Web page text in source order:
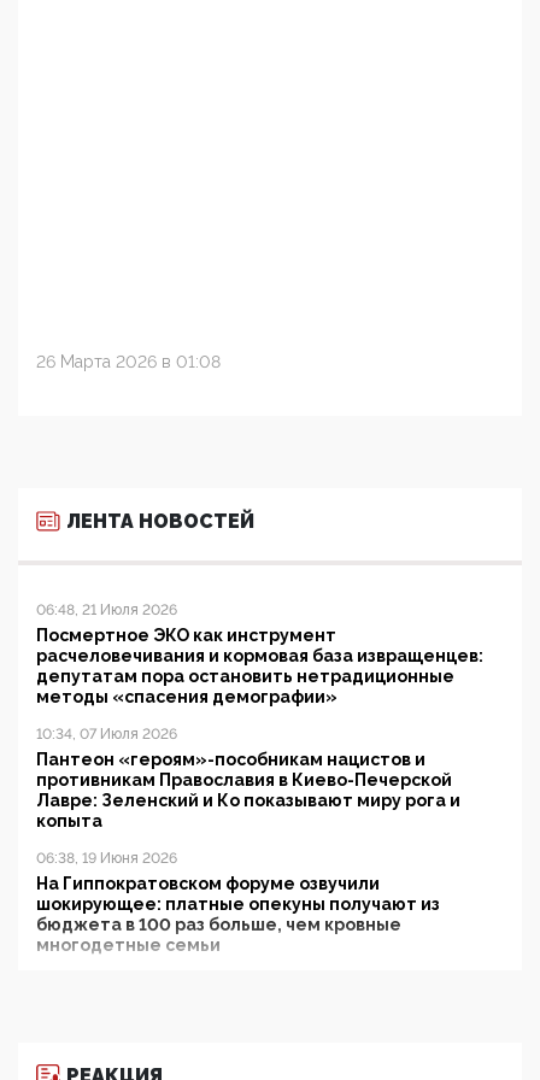
26 Марта 2026 в 01:08
ЛЕНТА НОВОСТЕЙ
06:48, 21 Июля 2026
Посмертное ЭКО как инструмент
расчеловечивания и кормовая база извращенцев:
депутатам пора остановить нетрадиционные
методы «спасения демографии»
10:34, 07 Июля 2026
Пантеон «героям»-пособникам нацистов и
противникам Православия в Киево-Печерской
Лавре: Зеленский и Ко показывают миру рога и
копыта
06:38, 19 Июня 2026
На Гиппократовском форуме озвучили
шокирующее: платные опекуны получают из
бюджета в 100 раз больше, чем кровные
многодетные семьи